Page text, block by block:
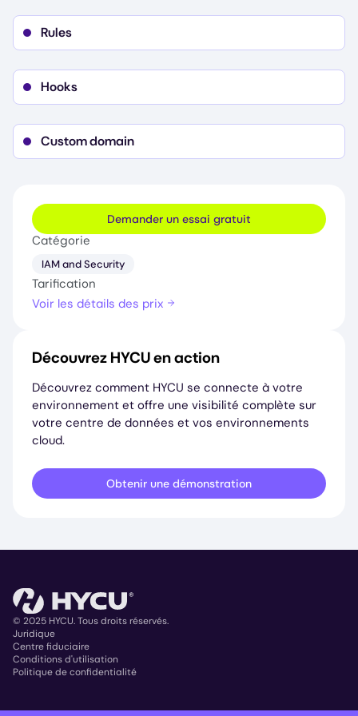
Settings of phone message and push
notification factor
Rules
Hooks
Custom domain
Demander un essai gratuit
Catégorie
IAM and Security
Tarification
Voir les détails des prix
Découvrez HYCU en action
Découvrez comment HYCU se connecte à votre
environnement et offre une visibilité complète sur
votre centre de données et vos environnements
cloud.
Obtenir une démonstration
Copyright
© 2025 HYCU. Tous droits réservés.
Juridique
Centre fiduciaire
Conditions d'utilisation
Politique de confidentialité